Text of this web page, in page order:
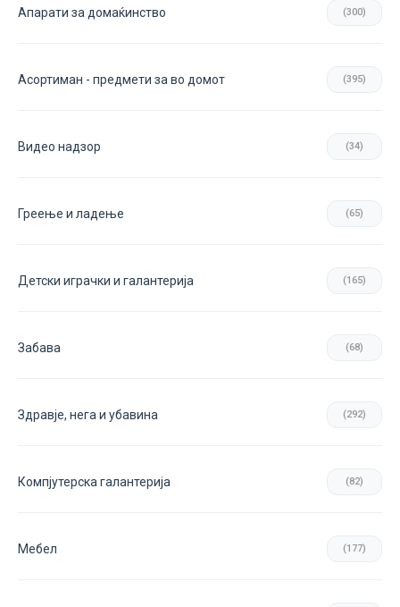
Апарати за домаќинство (300)
Асортиман - предмети за во домот (395)
Видео надзор (34)
Греење и ладење (65)
Детски играчки и галантерија (165)
Забава (68)
Здравје, нега и убавина (292)
Компјутерска галантерија (82)
Мебел (177)